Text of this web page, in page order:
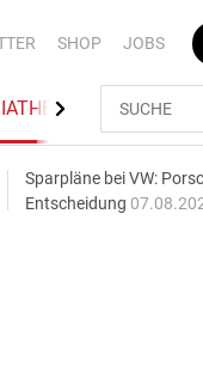
SHOP JOBS
Sparpläne bei VW:
Entscheidung